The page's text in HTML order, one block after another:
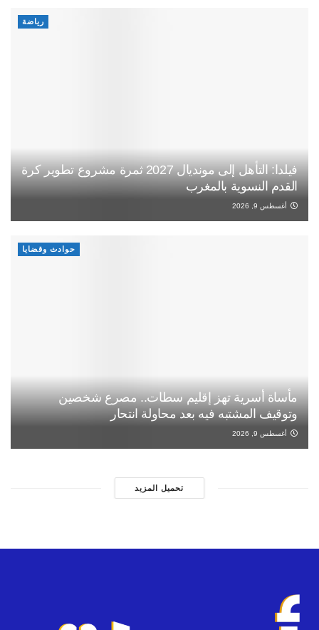
رياضة
فيلدا: التأهل إلى مونديال 2027 ثمرة مشروع تطوير كرة
القدم النسوية بالمغرب
أغسطس 9, 2026
حوادث وقضايا
مأساة أسرية تهز إقليم سطات.. مصرع شخصين
وتوقيف المشتبه فيه بعد محاولة انتحار
أغسطس 9, 2026
تحميل المزيد